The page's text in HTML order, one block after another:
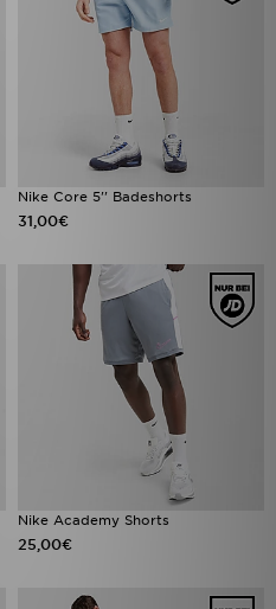
Nike Core 5'' Badeshorts
31,00€
Nike Academy Shorts
25,00€